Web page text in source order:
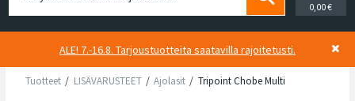
0,00 €
ALE! 7.-16.8. Tarjoustuotteita saatavilla rajoitetusti.
Tuotteet LISÄVARUSTEET Ajolasit Tripoint Chobe Multi